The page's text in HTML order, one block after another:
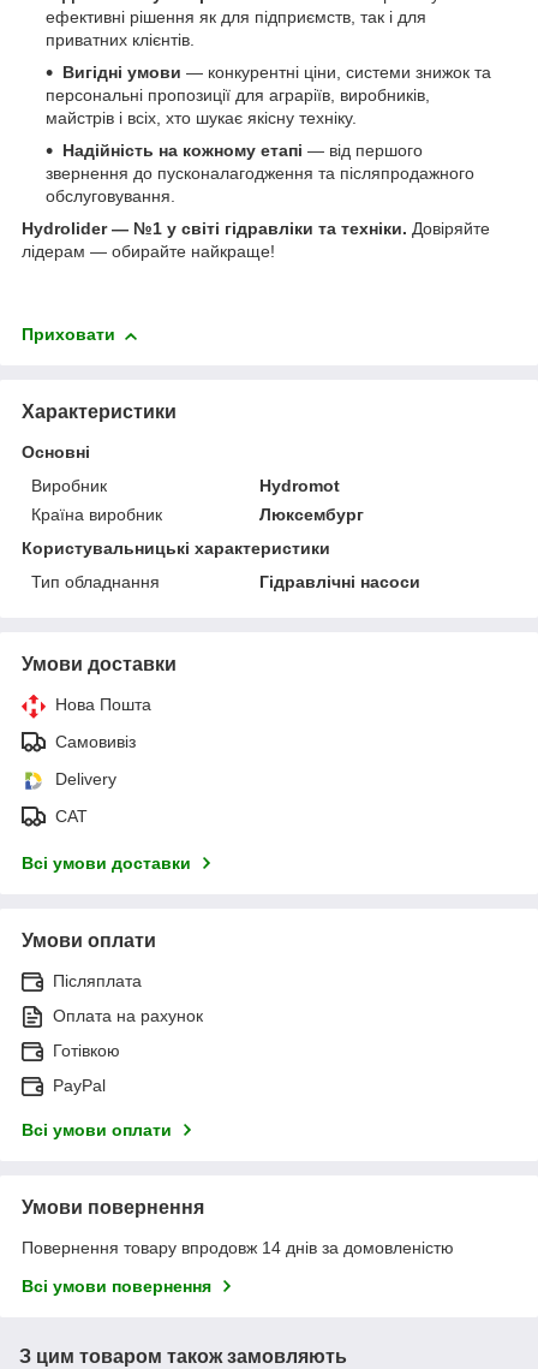
ефективні рішення як для підприємств, так і для
приватних клієнтів.
Вигідні умови — конкурентні ціни, системи знижок та
персональні пропозиції для аграріїв, виробників,
майстрів і всіх, хто шукає якісну техніку.
Надійність на кожному етапі — від першого
звернення до пусконалагодження та післяпродажного
обслуговування.
Hydrolider — №1 у світі гідравліки та техніки. Довіряйте
лідерам — обирайте найкраще!
Приховати
Характеристики
Основні
Виробник
Hydromot
Країна виробник
Люксембург
Користувальницькі характеристики
Тип обладнання
Гідравлічні насоси
Умови доставки
Нова Пошта
Самовивіз
Delivery
САТ
Всі умови доставки
Умови оплати
Післяплата
Оплата на рахунок
Готівкою
PayPal
Всі умови оплати
Умови повернення
Повернення товару впродовж 14 днів за домовленістю
Всі умови повернення
З цим товаром також замовляють